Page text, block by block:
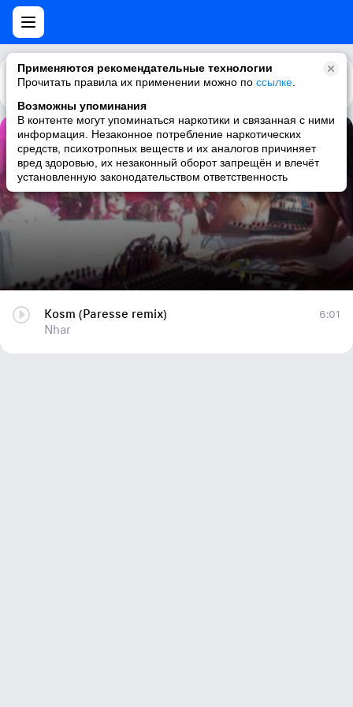
Применяются рекомендательные технологии
Прочитать правила их применении можно по ссылке
Возможны упоминания
В контенте могут упоминаться наркотики и связанная с ними
информация. Незаконное потребление наркотических
средств, психотропных веществ и их аналогов причиняет
вред здоровью, их незаконный оборот запрещён и влечёт
установленную законодательством ответственность
Каталог Рекомендации
Kosm (Paresse remix)
Nhar
Kosm (Paresse remix)
Nhar
6:01